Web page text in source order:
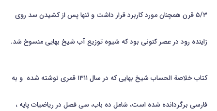
۵/۳ قرن همچنان مورد کاربرد قرار داشت و تنها پس از کشیدن سد روی
زاینده رود در عصر کنونی بود که شیوه توزیع آب شیخ بهایی منسوخ شد.
کتاب خلاصة الحساب شيخ بهايي که در سال ۱۳۱۱ قمري نوشته شده و به
فارسي برگردانده شده است، شامل ده باب، سي فصل در رياضيات پايه ،